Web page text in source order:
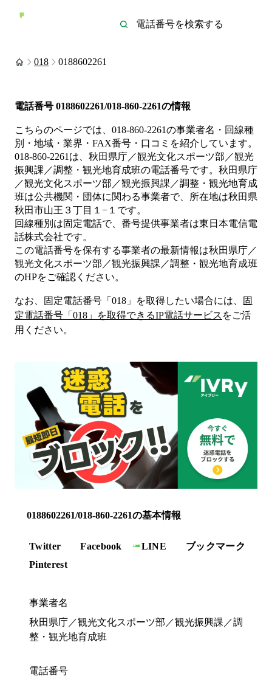
018 0188602261
電話番号 0188602261/018-860-2261の情報
こちらのページでは、 018-860-2261の事業者名・回線種
別・地域・業界・FAX番号・口コミを紹介しています。
018-860-2261 は、 秋田県庁／観光文化スポーツ部／観光
振興課／調整・観光地育成班の電話番号です。 秋田県庁
／観光文化スポーツ部／観光振興課／調整・観光地育成
班は公共機関・団体に関わる事業者で、所在地は秋田県
秋田市山王３丁目１−１ です。
回線種別は固定電話で、番号提供事業者は東日本電信電
話株式会社です。
この電話番号を保有する事業者の最新情報は秋田県庁／
観光文化スポーツ部／観光振興課／調整・観光地育成班
のHPをご確認ください。
なお、固定電話番号「 018 」を取得したい場合には、
固
定電話番号「 018 」を取得できるIP電話サービス をご活
用ください。
0188602261/018-860-2261の基本情報
Twitter Facebook LINE
ブックマーク
Pinterest
事業者名
秋田県庁／観光文化スポーツ部／観光振興課／調
整・観光地育成班
電話番号